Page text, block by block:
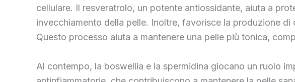
cellulare. Il resveratrolo, un potente antiossidante, aiuta a
invecchiamento della pelle. Inoltre, favorisce la produzione
Questo processo aiuta a mantenere una pelle più tonica,
Al contempo, la boswellia e la spermidina giocano un ruolo